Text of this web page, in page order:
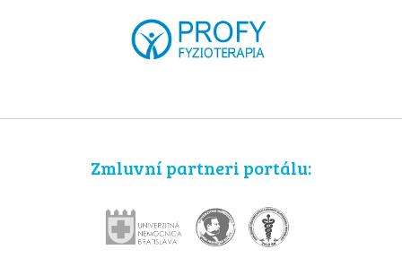
Zmluvní partneri portálu: